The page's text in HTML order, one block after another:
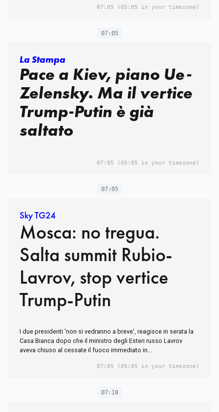
07:05 (05:05 in your timezone)
07:05
La Stampa
Pace a Kiev, piano Ue-
Zelensky. Ma il vertice
Trump-Putin è già
saltato
07:05 (05:05 in your timezone)
07:05
Sky TG24
Mosca: no tregua.
Salta summit Rubio-
Lavrov, stop vertice
Trump-Putin
I due presidenti 'non si vedranno a breve', reagisce in serata la
Casa Bianca dopo che il ministro degli Esteri russo Lavrov
aveva chiuso al cessate il fuoco immediato in...
07:05 (05:05 in your timezone)
07:18